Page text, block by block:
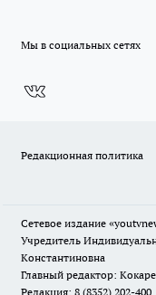
Мы в социальных сетях
Редакционная политика
Сетевое издание
Учредитель
Константиновна
Главный редактор:
Редакция: 8 (8352) 202-400